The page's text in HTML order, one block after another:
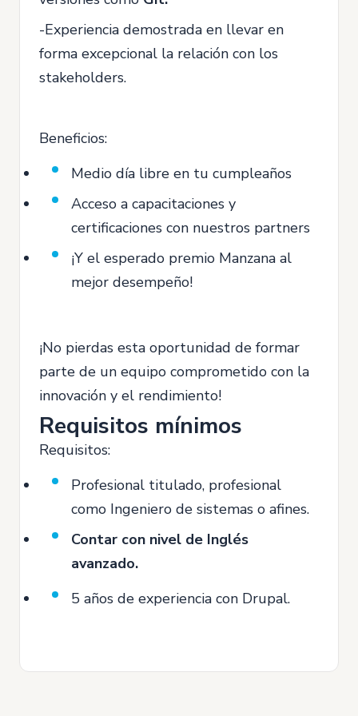
-Experiencia demostrada en llevar en
forma excepcional la relación con los
stakeholders.
Beneficios:
Medio día libre en tu cumpleaños
Acceso a capacitaciones y
certificaciones con nuestros partners
¡Y el esperado premio Manzana al
mejor desempeño!
¡No pierdas esta oportunidad de formar
parte de un equipo comprometido con la
innovación y el rendimiento!
Requisitos mínimos
Requisitos:
Profesional titulado, profesional
como Ingeniero de sistemas o afines.
Contar con nivel de Inglés
avanzado.
5 años de experiencia con Drupal.